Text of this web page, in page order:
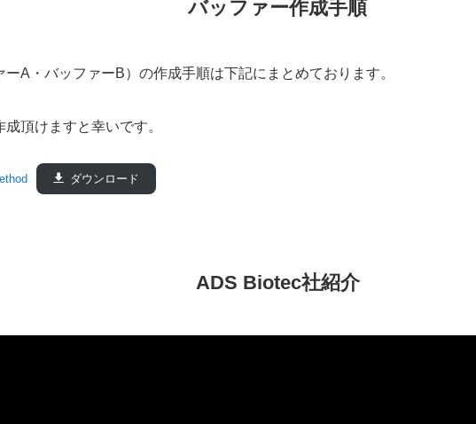
バッファー作成手順
A・バッファーB）の作成手順は下記にまとめております。
頂けますと幸いです。
ダウンロード
ADS Biotec社紹介